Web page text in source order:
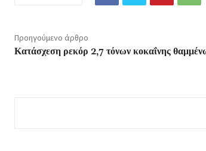
Προηγούμενο άρθρο
Κατάσχεση ρεκόρ 2,7 τόνων κοκαΐνης